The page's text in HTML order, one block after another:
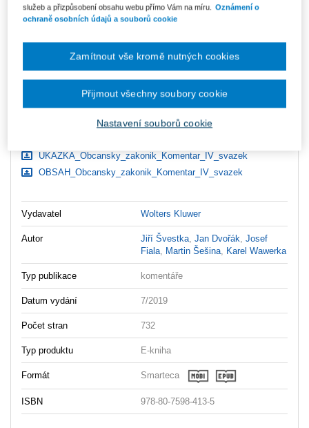
důvodů nemůžeme vystavovat daňové doklady. Budou vám
zaslány dodatečně e-mailem.
Vložit do košíku
UKAZKA_Obcansky_zakonik_Komentar_IV_svazek
OBSAH_Obcansky_zakonik_Komentar_IV_svazek
Vydavatel Wolters Kluwer
Autor Jiří Švestka ,Jan Dvořák ,Josef
Fiala Martin Šešina Karel Wawerka
Typ publikace komentáře
Datum vydání 7/2019
Počet stran 732
Typ produktu E-kniha
Formát Smarteca
ISBN 978-80-7598-413-5
služeb a přizpůsobení obsahu webu přímo Vám na míru.
Oznámení o
ochraně osobních údajů a souborů cookie
Nastavení souborů cookie
Zamítnout vše kromě nutných cookies
Přijmout všechny soubory cookie